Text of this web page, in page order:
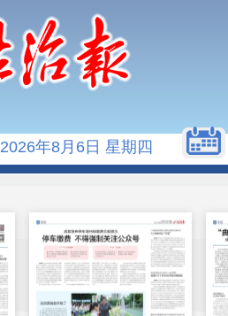
2026年8月6日 星期四